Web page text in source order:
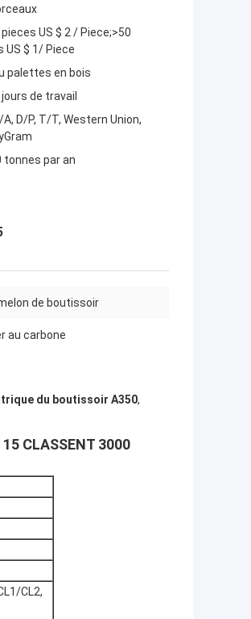
US $ 2 / Piece;>50
US $ 1/ Piece
palettes en bois
de travail
A, D/P, T/T, Western Union,
tonnes par an
de boutissoir
au carbone
du boutissoir A350,
CLASSENT 3000
CL2,